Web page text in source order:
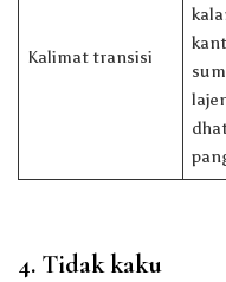
Kalimat transisi
4. Tidak kaku